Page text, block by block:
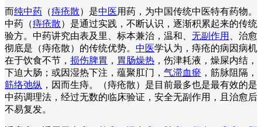
而纯中药 （痔疮散）是中医用药，为中国传统中医特有药物。
中药（痔疮散）是通过实践，不断认识，逐渐积累起来的传统
验方。中药讲究由表及里、标本兼治，温和、 无副作用
、治愈
彻底是（痔疮散）的传统优势。 中医学认为，痔疮的病因病机
在于饮食不节， 损伤脾胃 ， 胃肠燥热 ，伤津耗液，燥屎内结，
下迫大肠；或因湿热下注，蕴聚肛门， 气滞血瘀 ，筋脉阻隔，
筋络弛纵 ，因而生痔。（痔疮散）是目前最多也是最有效的是
中药调理法，经过无数的临床验证，安全无副作用，且治愈后
不易复发。